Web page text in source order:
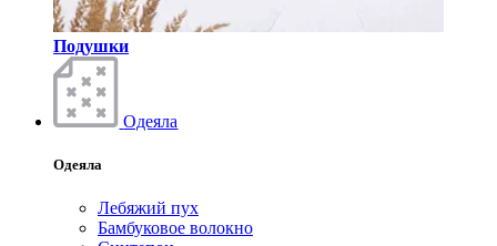
Подушки
Одеяла
Одеяла
Лебяжий пух
Бамбуковое волокно